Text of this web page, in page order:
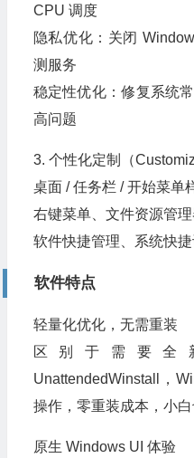
CPU 调度
隐私优化：关闭
测服务
稳定性优化：修复系统
高问题
3. 个性化定制（
桌面 / 任务栏 / 开始菜单
右键菜单、文件资源管
软件快捷管理、系统快
软件特点
轻量化优化，无需重装
区别于需要全
UnattendedWinstall，
操作，零重装成本，小白
原生 Windows UI 体验